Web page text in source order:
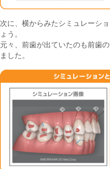
次に、横からみたシミュレーシ
ょう。
元々、前歯が出ていたのも前歯
ました。